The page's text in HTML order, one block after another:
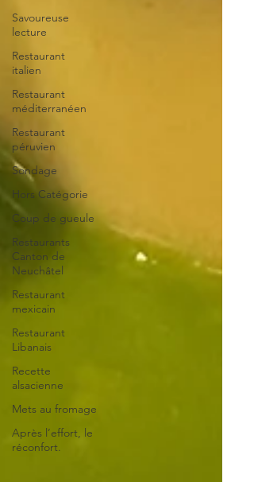
Savoureuse
lecture
Restaurant
italien
Restaurant
méditerranéen
Restaurant
péruvien
Sondage
Hors Catégorie
Coup de gueule
Restaurants
Canton de
Neuchâtel
Restaurant
mexicain
Restaurant
Libanais
Recette
alsacienne
Mets au fromage
Après l’effort, le
réconfort.